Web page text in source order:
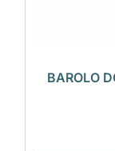
BAROLO